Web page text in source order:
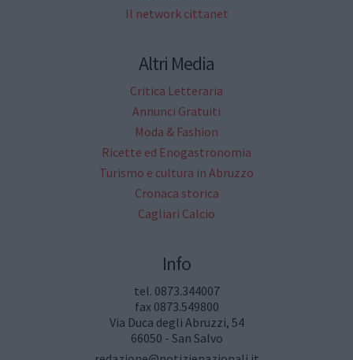
Il network cittanet
Altri Media
Critica Letteraria
Annunci Gratuiti
Moda & Fashion
Ricette ed Enogastronomia
Turismo e cultura in Abruzzo
Cronaca storica
Cagliari Calcio
Info
tel. 0873.344007
fax 0873.549800
Via Duca degli Abruzzi, 54
66050 - San Salvo